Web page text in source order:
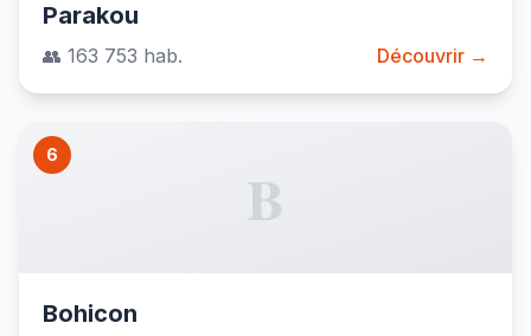
Parakou
👥 163 753 hab. Découvrir →
6
B
Bohicon